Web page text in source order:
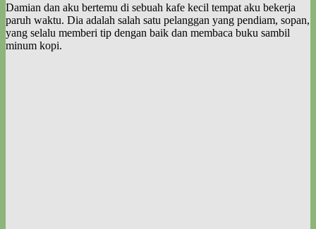
Damian dan aku bertemu di sebuah kafe kecil tempat aku bekerja
paruh waktu. Dia adalah salah satu pelanggan yang pendiam, sopan,
yang selalu memberi tip dengan baik dan membaca buku sambil
minum kopi.